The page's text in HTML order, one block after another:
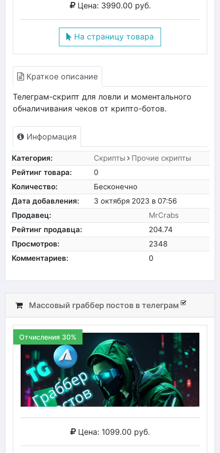
Цена: 3990.00 руб.
На страницу товара
Краткое описание
Телеграм-скрипт для ловли и моментального
обналичивания чеков от крипто-ботов.
Информация
Категория: Скрипты
Прочие скрипты
Рейтинг товара:
0
Количество:
Бесконечно
Дата добавления:
3 октября 2023 в 07:56
Продавец:
MrCrabs
Рейтинг продавца:
204.74
Просмотров:
2348
Комментариев:
0
Массовый граббер постов в телеграм
Отчисления 30%
Цена: 1099.00 руб.